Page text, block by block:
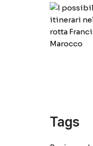
Tags